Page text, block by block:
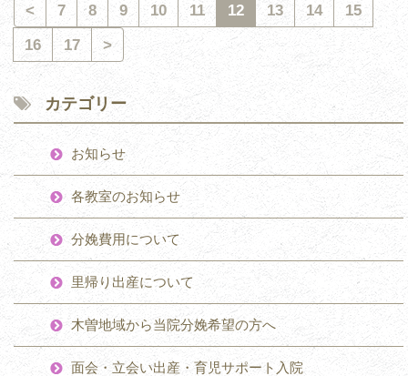
< 7 8 9 10 11 12 13 14
15
16
17 >
カテゴリー
お知らせ
各教室のお知らせ
分娩費用について
里帰り出産について
木曽地域から当院分娩希望の方へ
面会・立会い出産・育児サポート入院